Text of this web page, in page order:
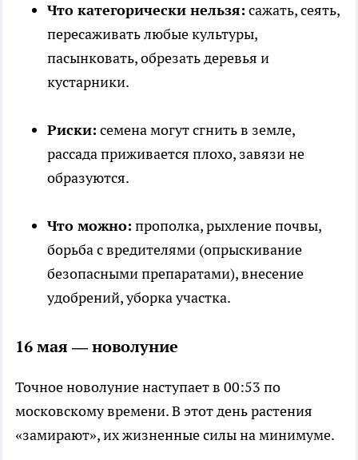
Что категорически нельзя: сажать, сеять,
пересаживать любые культуры,
пасынковать, обрезать деревья и
кустарники.
Риски: семена могут сгнить в земле,
рассада приживается плохо, завязи не
образуются.
Что можно: прополка, рыхление почвы,
борьба с вредителями (опрыскивание
безопасными препаратами), внесение
удобрений, уборка участка.
16 мая — новолуние
Точное новолуние наступает в 00:53 по
московскому времени. В этот день растения
«замирают», их жизненные силы на минимуме.